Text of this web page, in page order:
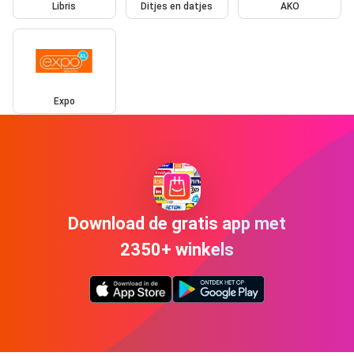
Libris Ditjes en datjes AKO
Expo
Download de gratis app met
2350+ winkels